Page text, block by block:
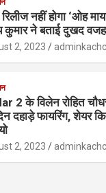
नहीं होगा ‘ओह
कुमार ने बताई दुखद वजह
2, 2023
2 के विलेन रोहित
दहाड़े फायरिंग, शेयर
2, 2023